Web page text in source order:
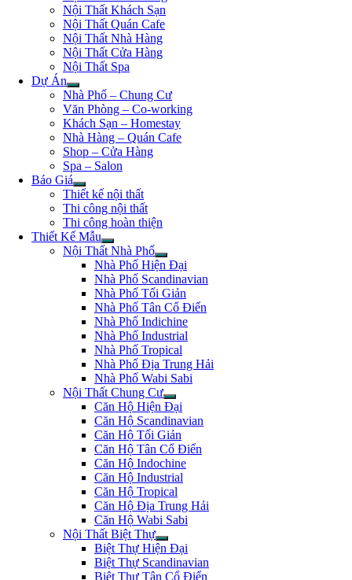
Nội Thất Khách Sạn
Nội Thất Quán Cafe
Nội Thất Nhà Hàng
Nội Thất Cửa Hàng
Nội Thất Spa
Dự Án
Nhà Phố – Chung Cư
Văn Phòng – Co-working
Khách Sạn – Homestay
Nhà Hàng – Quán Cafe
Shop – Cửa Hàng
Spa – Salon
Báo Giá
Thiết kế nội thất
Thi công nội thất
Thi công hoàn thiện
Thiết Kế Mẫu
Nội Thất Nhà Phố
Nhà Phố Hiện Đại
Nhà Phố Scandinavian
Nhà Phố Tối Giản
Nhà Phố Tân Cổ Điển
Nhà Phố Indichine
Nhà Phố Industrial
Nhà Phố Tropical
Nhà Phố Địa Trung Hải
Nhà Phố Wabi Sabi
Nội Thất Chung Cư
Căn Hộ Hiện Đại
Căn Hộ Scandinavian
Căn Hộ Tối Giản
Căn Hộ Tân Cổ Điển
Căn Hộ Indochine
Căn Hộ Industrial
Căn Hộ Tropical
Căn Hộ Địa Trung Hải
Căn Hộ Wabi Sabi
Nội Thất Biệt Thự
Biệt Thự Hiện Đại
Biệt Thự Scandinavian
Biệt Thự Tân Cổ Điển